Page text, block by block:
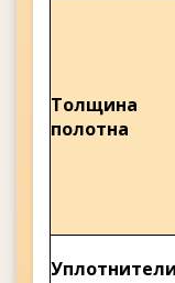
Толщина
полотна
Уплотнители